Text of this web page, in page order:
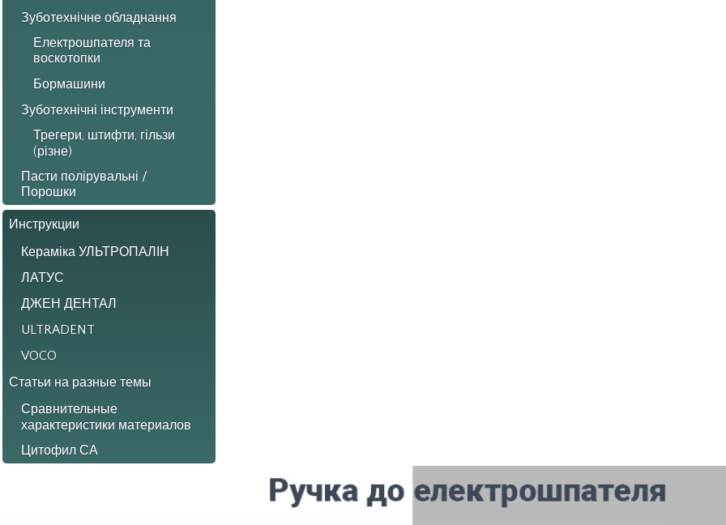
Зуботехнічне обладнання
Електрошпателя та
воскотопки
Бормашини
Зуботехнічні інструменти
Трегери, штифти, гільзи
(різне)
Пасти полірувальні /
Порошки
Инструкции
Кераміка УЛЬТРОПАЛІН
ЛАТУС
ДЖЕН ДЕНТАЛ
ULTRADENT
VOCO
Статьи на разные темы
Сравнительные
характеристики материалов
Цитофил СА